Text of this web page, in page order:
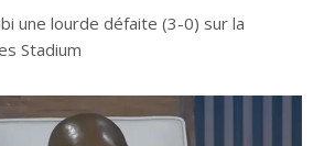
une lourde défaite (3-0) sur la
Stadium